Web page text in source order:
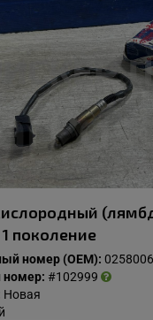
поколение
номер (OEM):
номер: #102999
Новая